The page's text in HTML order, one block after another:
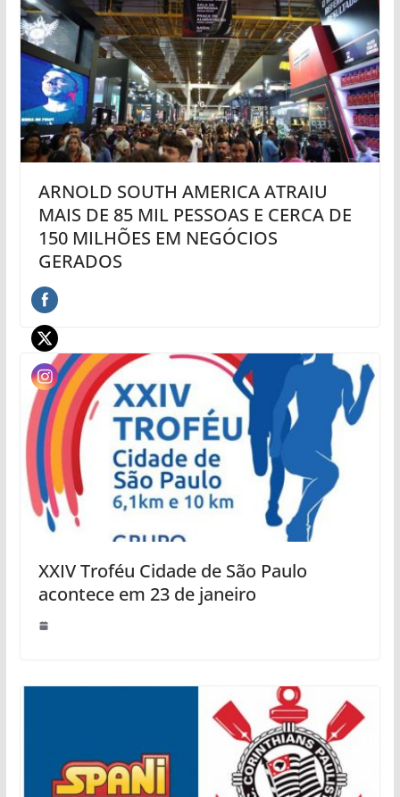
ARNOLD SOUTH AMERICA ATRAIU
MAIS DE 85 MIL PESSOAS E CERCA DE
150 MILHÕES EM NEGÓCIOS
GERADOS
XXIV Troféu Cidade de São Paulo
acontece em 23 de janeiro